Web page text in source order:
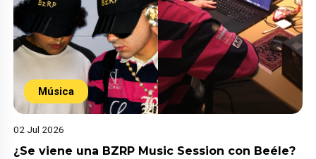
Música
02 Jul 2026
¿Se viene una BZRP Music Session con Beéle?